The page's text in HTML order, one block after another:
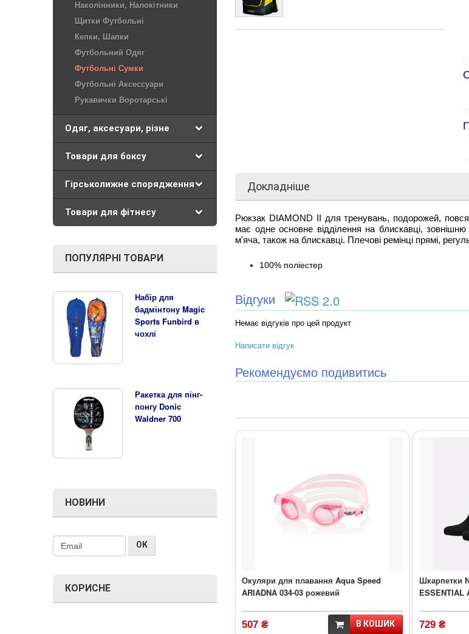
Наколінники, Налокітники
Щитки Футбольні
Кепки, Шапки
Футбольний Одяг
Футбольні Сумки
Футбольні Аксессуари
Рукавички Воротарські
Одяг, аксесуари, різне
Товари для боксу
Гірськолижне спорядження
Товари для фітнесу
ПОПУЛЯРНІ ТОВАРИ
Набір для
бадмінтону Magic
Sports Funbird в
чохлі
Ракетка для пінг-
понгу Donic
Waldner 700
НОВИНИ
КОРИСНЕ
Докладніше
Рюкзак DIAMOND II для тренувань, подорожей,
має одне основне відділення на блискавці,
м'яча, також на блискавці. Плечові ремінці прямі,
100% поліестер
Відгуки
Немає відгуків про цей продукт
Написати відгук
Рекомендуємо подивитись
Окуляри для плавання Aqua Speed
ARIADNA 034-03 рожевий
507 ₴ В КОШИК
Шкарпетки
ESSENTIAL
729 ₴